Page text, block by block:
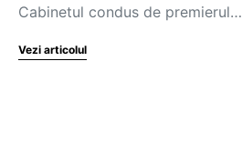
Cabinetul condus de premierul…
Vezi articolul